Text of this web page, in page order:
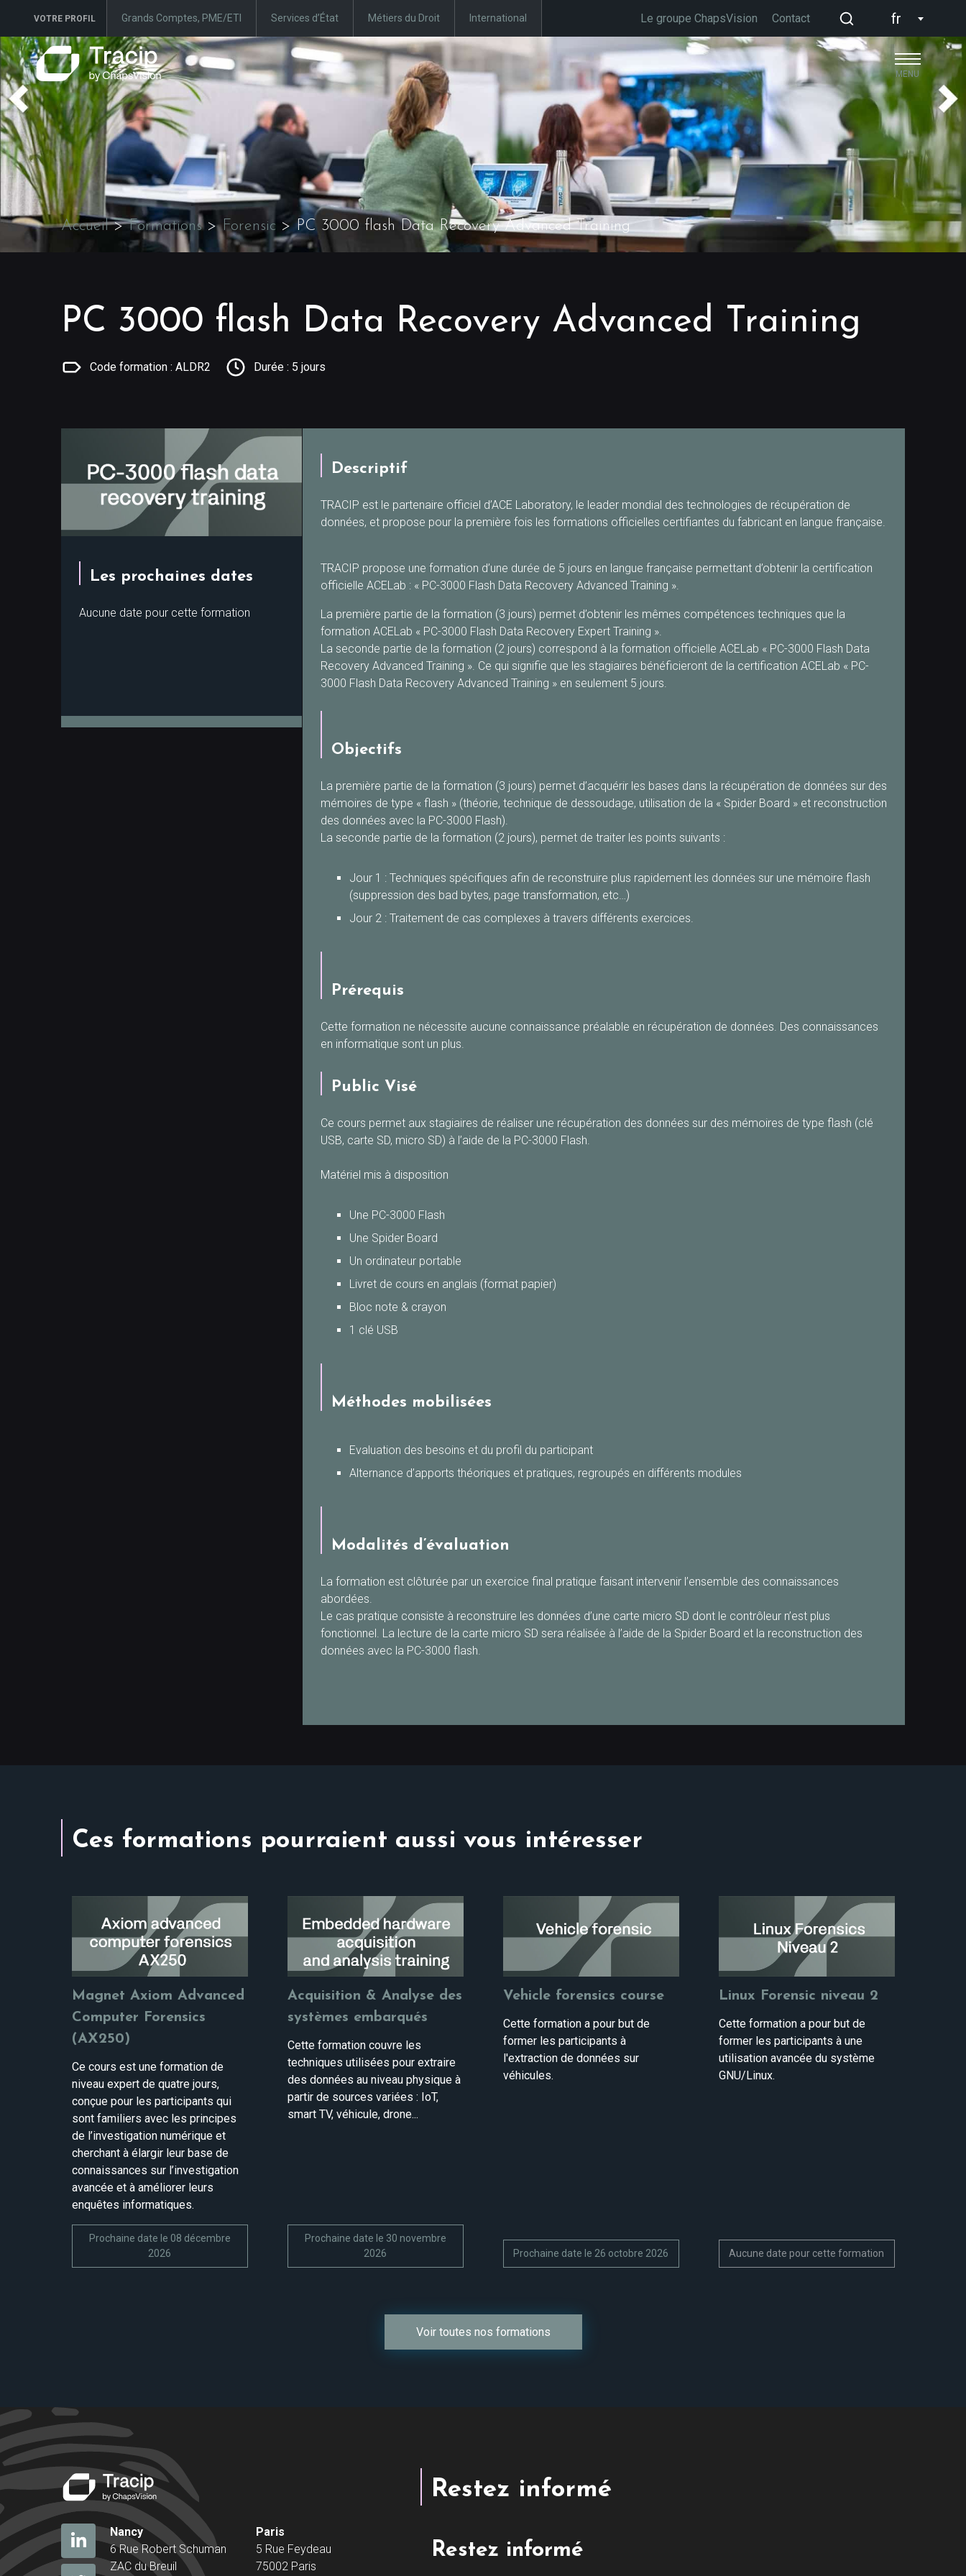
VOTRE PROFIL Grands Comptes, PME/ETI Services d’État Métiers du Droit International Le groupe ChapsVision Contact fr
MENU
Accueil>Formations>Forensic >PC 3000 flash Data Recovery Advanced Training
PC 3000 flash Data Recovery Advanced Training
Code formation : ALDR2 Durée : 5 jours
Les prochaines dates
Aucune date pour cette formation
Descriptif
TRACIP est le partenaire officiel d’ACE Laboratory, le leader mondial des technologies de récupération de
données, et propose pour la première fois les formations officielles certifiantes du fabricant en langue française.
TRACIP propose une formation d’une durée de 5 jours en langue française permettant d’obtenir la certification
officielle ACELab : « PC-3000 Flash Data Recovery Advanced Training ».
La première partie de la formation (3 jours) permet d’obtenir les mêmes compétences techniques que la
formation ACELab « PC-3000 Flash Data Recovery Expert Training ».
La seconde partie de la formation (2 jours) correspond à la formation officielle ACELab « PC-3000 Flash Data
Recovery Advanced Training ». Ce qui signifie que les stagiaires bénéficieront de la certification ACELab « PC-
3000 Flash Data Recovery Advanced Training » en seulement 5 jours.
Objectifs
La première partie de la formation (3 jours) permet d’acquérir les bases dans la récupération de données sur des
mémoires de type « flash » (théorie, technique de dessoudage, utilisation de la « Spider Board » et reconstruction
des données avec la PC-3000 Flash).
La seconde partie de la formation (2 jours), permet de traiter les points suivants :
Jour 1 : Techniques spécifiques afin de reconstruire plus rapidement les données sur une mémoire flash
(suppression des bad bytes, page transformation, etc…)
Jour 2 : Traitement de cas complexes à travers différents exercices.
Prérequis
Cette formation ne nécessite aucune connaissance préalable en récupération de données. Des connaissances
en informatique sont un plus.
Public Visé
Ce cours permet aux stagiaires de réaliser une récupération des données sur des mémoires de type flash (clé
USB, carte SD, micro SD) à l’aide de la PC-3000 Flash.
Matériel mis à disposition
Une PC-3000 Flash
Une Spider Board
Un ordinateur portable
Livret de cours en anglais (format papier)
Bloc note & crayon
1 clé USB
Méthodes mobilisées
Evaluation des besoins et du profil du participant
Alternance d’apports théoriques et pratiques, regroupés en différents modules
Modalités d’évaluation
La formation est clôturée par un exercice final pratique faisant intervenir l’ensemble des connaissances
abordées.
Le cas pratique consiste à reconstruire les données d’une carte micro SD dont le contrôleur n’est plus
fonctionnel. La lecture de la carte micro SD sera réalisée à l’aide de la Spider Board et la reconstruction des
données avec la PC-3000 flash.
Ces formations pourraient aussi vous intéresser
Magnet Axiom Advanced
Computer Forensics
(AX250)
Ce cours est une formation de
niveau expert de quatre jours,
conçue pour les participants qui
sont familiers avec les principes
de l’investigation numérique et
cherchant à élargir leur base de
connaissances sur l’investigation
avancée et à améliorer leurs
enquêtes informatiques.
Prochaine date le 08 décembre
2026
Acquisition & Analyse des
systèmes embarqués
Cette formation couvre les
techniques utilisées pour extraire
des données au niveau physique à
partir de sources variées : IoT,
smart TV, véhicule, drone...
Prochaine date le 30 novembre
2026
Vehicle forensics course
Cette formation a pour but de
former les participants à
l'extraction de données sur
véhicules.
Prochaine date le 26 octobre 2026
Linux Forensic niveau 2
Cette formation a pour but de
former les participants à une
utilisation avancée du système
GNU/Linux.
Aucune date pour cette formation
Voir toutes nos formations
Nancy
6 Rue Robert Schuman
ZAC du Breuil
Paris
5 Rue Feydeau
75002 Paris
Restez informé
Restez informé